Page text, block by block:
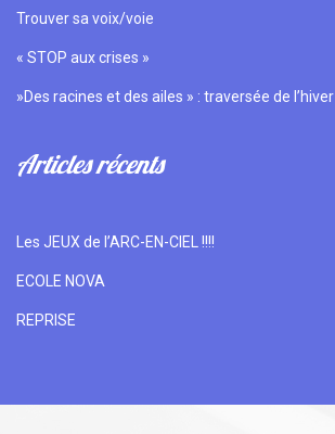
Trouver sa voix/voie
« STOP aux crises »
»Des racines et des ailes » : traversée de l’hiver
Articles récents
Les JEUX de l’ARC-EN-CIEL !!!!
ECOLE NOVA
REPRISE